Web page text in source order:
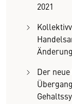
2021
Der